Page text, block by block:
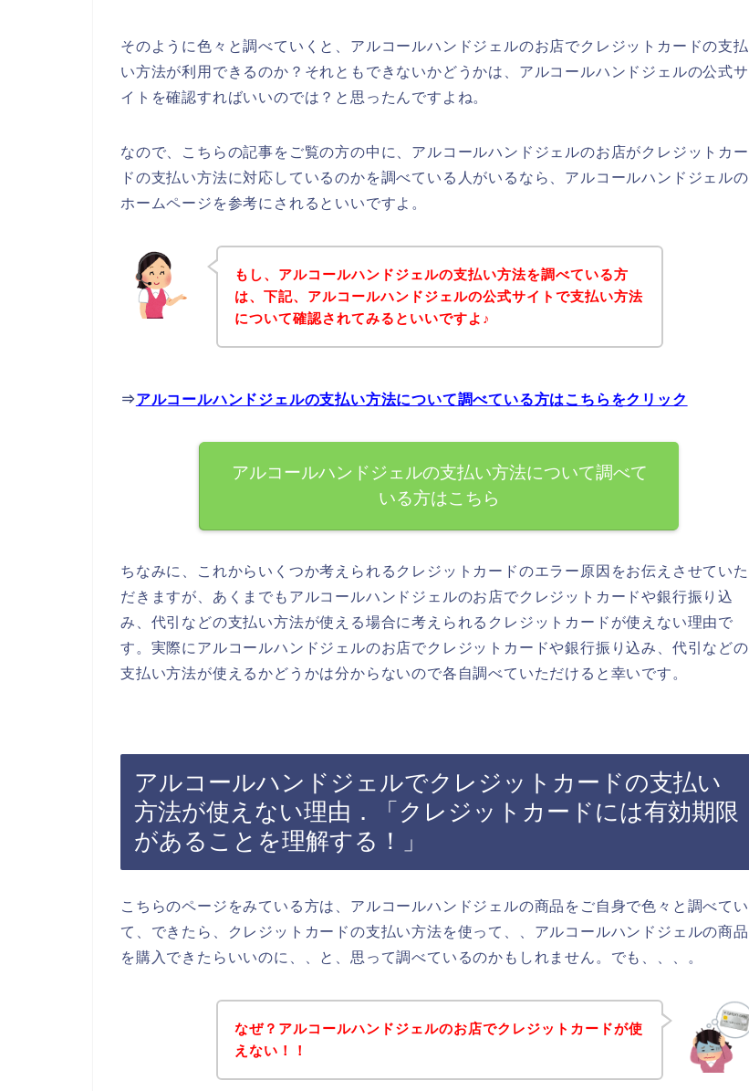
そのように色々と調べていくと、アルコールハンドジェルのお店でクレジットカードの支払
い方法が利用できるのか？それともできないかどうかは、アルコールハンドジェルの公式サ
イトを確認すればいいのでは？と思ったんですよね。
なので、こちらの記事をご覧の方の中に、アルコールハンドジェルのお店がクレジットカー
ドの支払い方法に対応しているのかを調べている人がいるなら、アルコールハンドジェルの
ホームページを参考にされるといいですよ。
もし、アルコールハンドジェルの支払い方法を調べている方
は、下記、アルコールハンドジェルの公式サイトで支払い方法
について確認されてみるといいですよ♪
⇒アルコールハンドジェルの支払い方法について調べている方はこちらをクリック
アルコールハンドジェルの支払い方法について調べて
いる方はこちら
ちなみに、これからいくつか考えられるクレジットカードのエラー原因をお伝えさせていた
だきますが、あくまでもアルコールハンドジェルのお店でクレジットカードや銀行振り込
み、代引などの支払い方法が使える場合に考えられるクレジットカードが使えない理由で
す。実際にアルコールハンドジェルのお店でクレジットカードや銀行振り込み、代引などの
支払い方法が使えるかどうかは分からないので各自調べていただけると幸いです。
アルコールハンドジェルでクレジットカードの支払い
方法が使えない理由．「クレジットカードには有効期限
があることを理解する！」
こちらのページをみている方は、アルコールハンドジェルの商品をご自身で色々と調べてい
て、できたら、クレジットカードの支払い方法を使って、、アルコールハンドジェルの商品
を購入できたらいいのに、、と、思って調べているのかもしれません。でも、、、。
なぜ？アルコールハンドジェルのお店でクレジットカードが使
えない！！